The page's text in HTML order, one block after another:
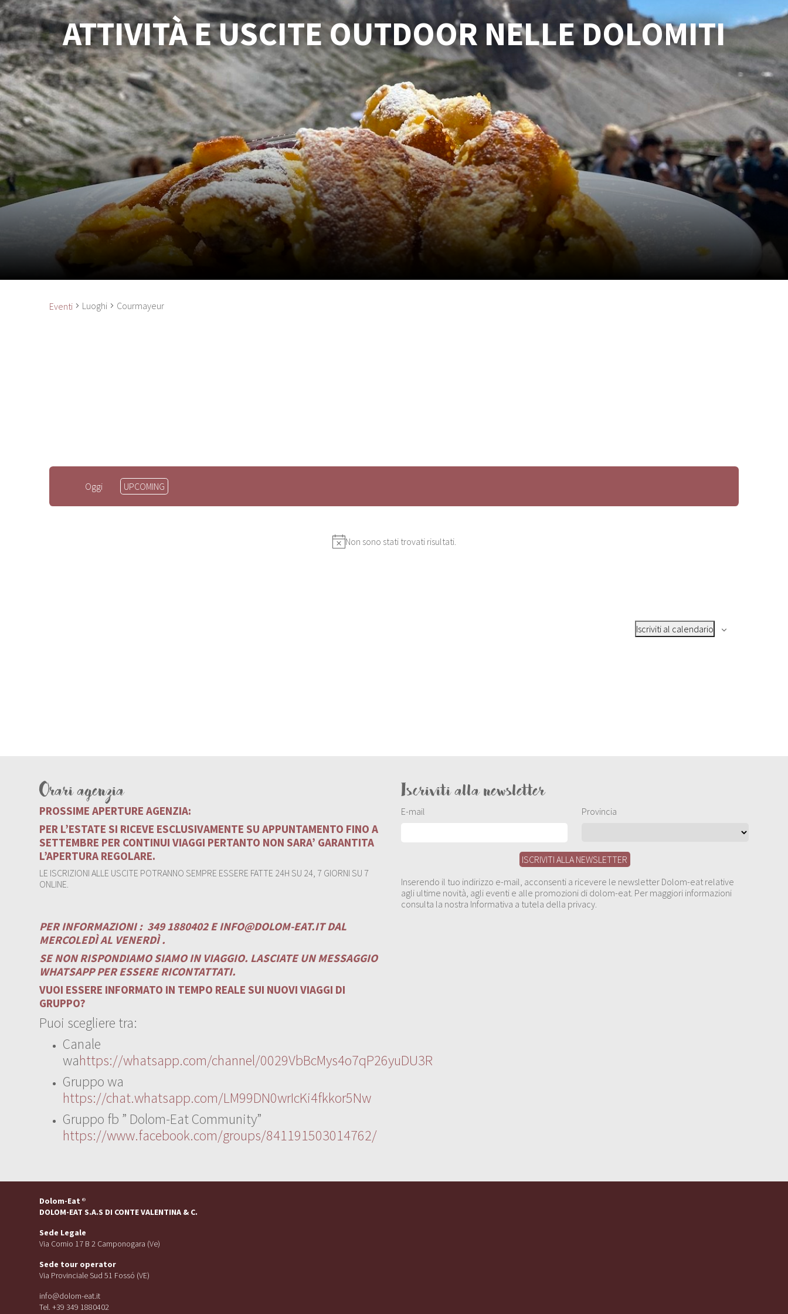
ATTIVITÀ E USCITE OUTDOOR NELLE DOLOMITI
Non sono stati trovati risultati.
Eventi Luoghi Courmayeur
Oggi UPCOMING Seleziona
Iscriviti al calendario
Orari agenzia
PROSSIME APERTURE AGENZIA:
PER L’ESTATE SI RICEVE ESCLUSIVAMENTE SU APPUNTAMENTO FINO A
SETTEMBRE PER CONTINUI VIAGGI PERTANTO NON SARA’ GARANTITA
L’APERTURA REGOLARE.
LE ISCRIZIONI ALLE USCITE POTRANNO SEMPRE ESSERE FATTE 24H SU 24, 7 GIORNI SU 7
ONLINE.
PER INFORMAZIONI : 349 1880402 EINFO@DOLOM-EAT.ITDAL
MERCOLEDÌ AL VENERDÌ .
SE NON RISPONDIAMO SIAMO IN VIAGGIO. LASCIATE UN MESSAGGIO
WHATSAPP PER ESSERE RICONTATTATI.
VUOI ESSERE INFORMATO IN TEMPO REALE SUI NUOVI VIAGGI DI
GRUPPO?
Puoi scegliere tra:
Canale
wahttps://whatsapp.com/channel/0029VbBcMys4o7qP26yuDU3R
Gruppo wa
https://chat.whatsapp.com/LM99DN0wrIcKi4fkkor5Nw
Gruppo fb ” Dolom-Eat Community”
https://www.facebook.com/groups/841191503014762/
Iscriviti alla newsletter
E-mail Provincia
Inserendo il tuo indirizzo e-mail, acconsenti a ricevere le newsletter Dolom-eat relative
agli ultime novità, agli eventi e alle promozioni di dolom-eat. Per maggiori informazioni
consulta la nostra Informativa a tutela della privacy.
Dolom-Eat ®
DOLOM-EAT S.A.S DI CONTE VALENTINA & C.
Sede Legale
Via Cornio 17 B 2 Camponogara (Ve)
Sede tour operator
Via Provinciale Sud 51 Fossó (VE)
info@dolom-eat.it
Tel. +39 349 1880402